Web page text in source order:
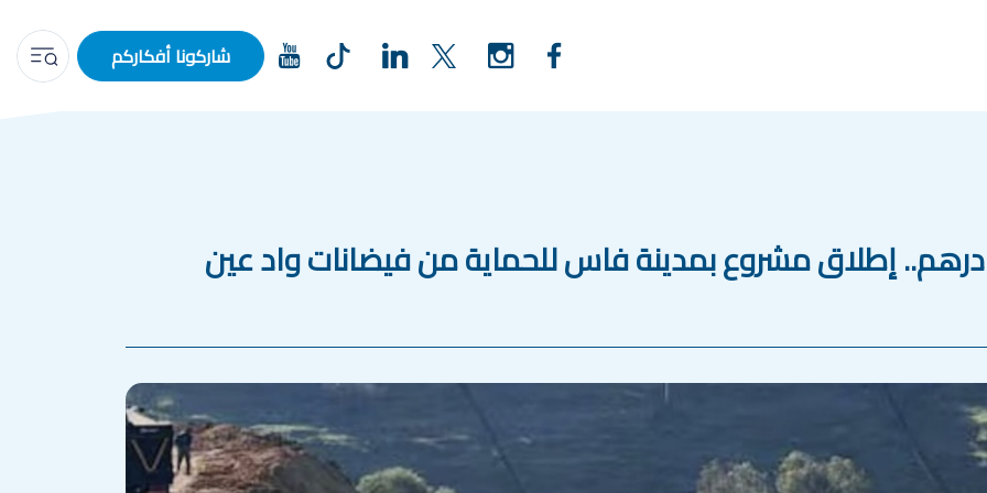
شاركونا أفكاركم
يناهز 14.4 مليون درهم.. إطلاق مشروع بمدينة فاس للحماية من فيضانات واد عين